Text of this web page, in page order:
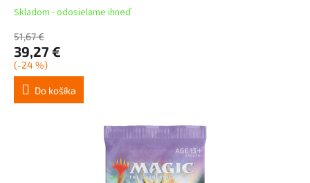
Skladom - odosielame ihneď
51,67 €
39,27 €
(-24 %)
Do košíka